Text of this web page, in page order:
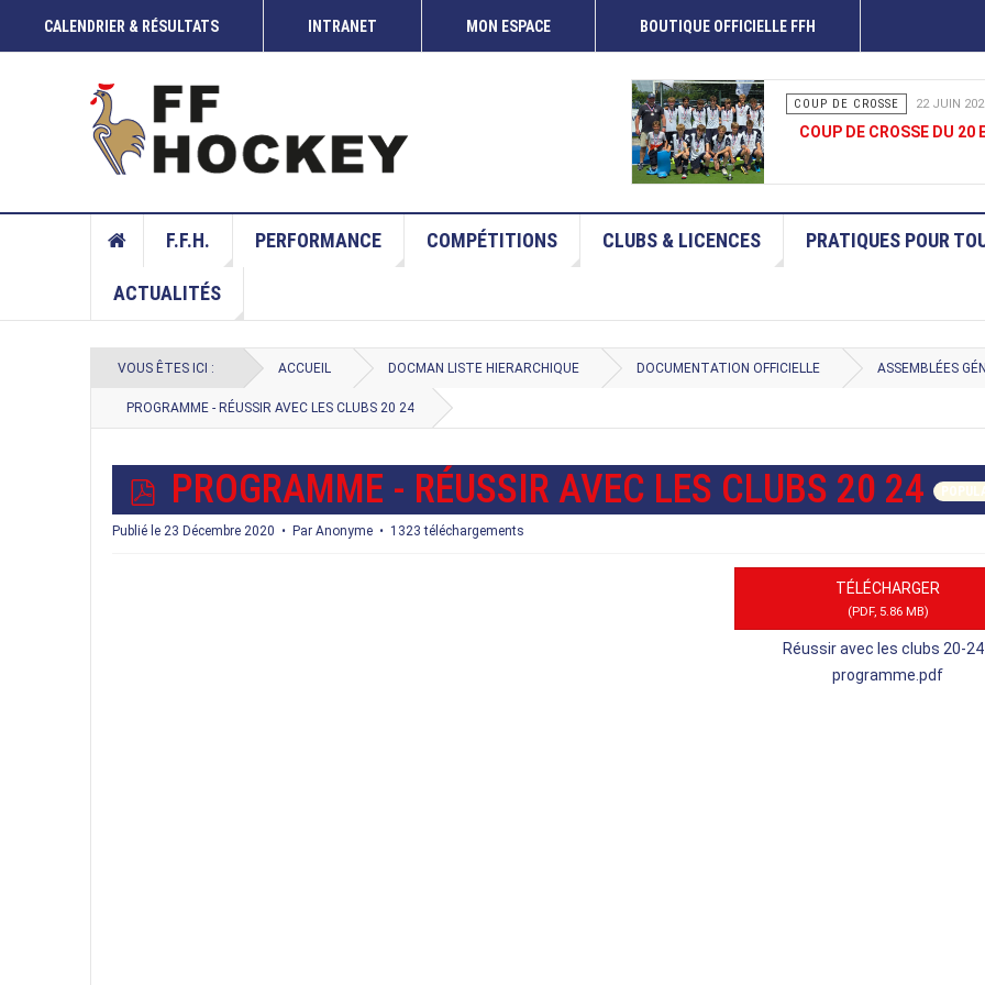
CALENDRIER & RÉSULTATS INTRANET MON ESPACE BOUTIQUE OFFICIELLE FFH
COUP DE CROSSE
COUP DE CROSSE DU 20 ET 21 JUIN 2026
COUP DE CROSSE 15 JUIN
COUP DE CROSSE 13-14
F.F.H. PERFORMANCE COMPÉTITIONS CLUBS & LICENCES PRATIQUES POUR
ACTUALITÉS
VOUS ÊTES ICI : ACCUEIL DOCMAN LISTE HIERARCHIQUE DOCUMENTATION OFFICIELLE ASSEMBLÉES
PROGRAMME - RÉUSSIR AVEC LES CLUBS 20 24
P
D
PROGRAMME - RÉUSSIR AVEC LES CLUBS 20 24
Publié le 23 Décembre 2020 Par Anonyme 1323 téléchargements
TÉLÉCHARGER
(PDF, 5.86 MB)
Réussir avec les clubs 20-
programme.pdf